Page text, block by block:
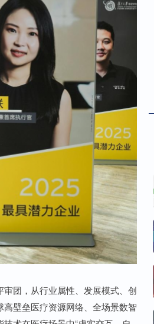
团，从行业属性、发展模式、创
壁垒医疗资源网络、全场景数智